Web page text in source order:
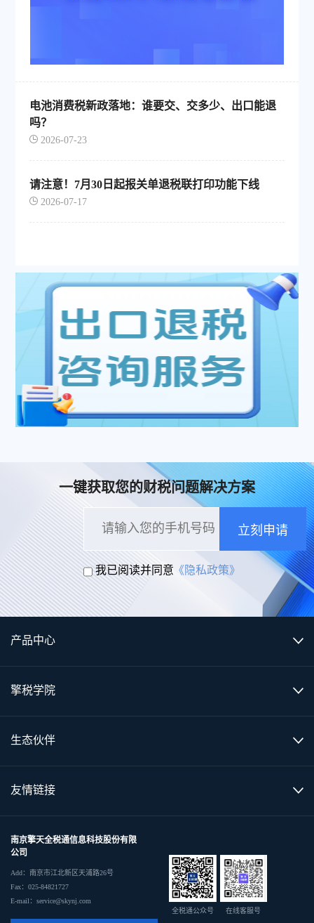
电池消费税新政落地：谁要交、交多少、出口能退
吗？
2026-07-23
请注意！7月30日起报关单退税联打印功能下线
2026-07-17
一键获取您的财税问题解决方案
立刻申请
我已阅读并同意 《隐私政策》
产品中心
擎税学院
生态伙伴
友情链接
南京擎天全税通信息科技股份有限
公司
Add：南京市江北新区天浦路26号
Fax：025-84821727
E-mail：service@skynj.com
全税通公众号 在线客服号